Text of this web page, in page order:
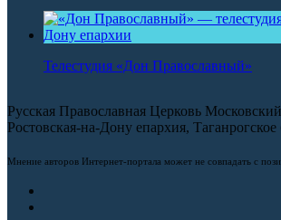
Телестудия «Дон Православный»
Русская Православная Церковь
Ростовская-на-Дону епархия,
Мнение авторов Интернет-портала может не совпадать с